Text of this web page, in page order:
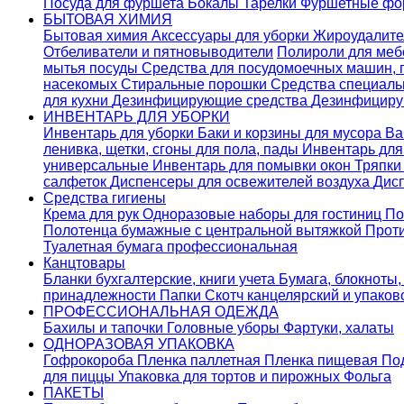
Посуда для фуршета Бокалы Тарелки Фуршетные
БЫТОВАЯ ХИМИЯ
Бытовая химия Аксессуары для уборки
Отбеливатели и пятновыводители Полироли для
мытья посуды Средства для посудомоечных
насекомых Стиральные порошки Cредства
для кухни Дезинфицирующие средства
ИНВЕНТАРЬ ДЛЯ УБОРКИ
Инвентарь для уборки Баки и корзины для мусора
ленивка, щетки, сгоны для пола, пады Инвентарь
универсальные Инвентарь для помывки окон
салфеток Диспенсеры для освежителей воздуха
Средства гигиены
Крема для рук Одноразовые наборы для гостиниц
Полотенца бумажные с центральной вытяжкой
Туалетная бумага профессиональная
Канцтовары
Бланки бухгалтерские, книги учета Бумага,
принадлежности Папки Скотч канцелярский и
ПРОФЕССИОНАЛЬНАЯ ОДЕЖДА
Бахилы и тапочки Головные уборы Фартуки, халаты
ОДНОРАЗОВАЯ УПАКОВКА
Гофрокороба Пленка паллетная Пленка пищевая
для пиццы Упаковка для тортов и пирожных Фольга
ПАКЕТЫ